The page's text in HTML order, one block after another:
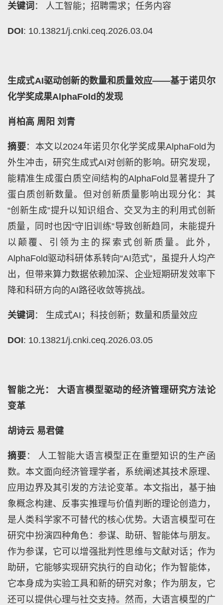
关键词 ： 人工智能；招聘需求；任务内容
DOI: 10.13821/j.cnki.ceq.2026.03.04
生成式AI驱动创新的数量和质量效应——基于诺贝尔
化学奖成果AlphaFold的发现
肖柏高 周阳 刘青
摘要：本文以2024年诺贝尔化学奖成果AlphaFold为
外生冲击，研究生成式AI对创新的影响。研究发现，
能精准生成蛋白质空间结构的AlphaFold显著提升了
蛋白质创新数量。但对创新质量影响出现分化：其
“创新生成”提升以知识组合、交叉为主的利用式创新
质量，同时也因“守旧训练”导致创新趋同，未能提升
以颠覆、引领为主的探索式创新质量。此外，
AlphaFold驱动科研体系转向“AI范式”，虽提升人均产
出，但带来算力数据依赖加深、企业短期研发效率下
降和科研方向的AI路径收敛等挑战。
关键词 ： 生成式AI；科技创新；数量和质量效应
DOI: 10.13821/j.cnki.ceq.2026.03.05
智能之光： 大语言模型驱动的经济管理研究方法论
变革
胡诗云 易君健
摘要 ： 人工智能大语言模型正在重塑知识的生产函
数。本文面向经济管理学者，系统阐述其技术原理、
应用边界及其引发的方法论变革。本文指出，基于抽
象概念构建、反事实推理与价值判断的理论创造力，
是人类科学家不可替代的核心优势。大语言模型可在
研究中扮演四种角色：参谋、助研、智能体与朋友。
作为参谋，它可以增强批判性思维与文献对话；作为
助研，它能够实现研究执行的自动化；作为智能体，
它本身成为实验工具和新的研究对象；作为朋友，它
还可以提供心理与社交支持。然而，大语言模型的广